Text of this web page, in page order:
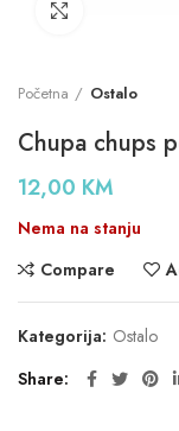
Početna Ostalo
Chupa chups
12,00 KM
Nema na stanju
Compare
Kategorija: Ostalo
Share